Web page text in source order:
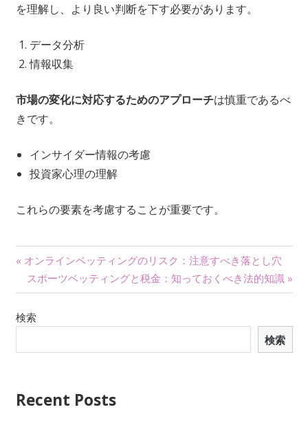
を理解し、より良い判断を下す必要があります。
データ分析
情報収集
市場の変化に対応するためのアプローチは慎重であるべ
きです。
インサイダー情報の考慮
投資家心理の理解
これらの要素を考慮することが重要です。
投
稿
ナ
ー
« オンラインベッティングのリスク：注意すべき落とし穴
スポーツベッティングと税金：知っておくべき法的知識 »
検索
検索
Recent Posts